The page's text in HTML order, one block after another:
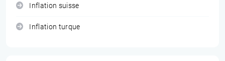
Inflation suisse
Inflation turque